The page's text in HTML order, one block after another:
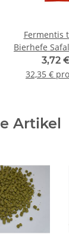
Fermentis
Bierhefe
3,72
32,35 €
Artikel